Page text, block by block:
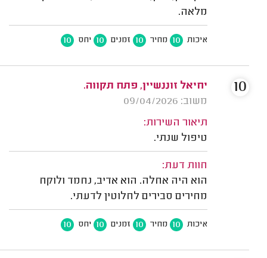
מלאה.
איכות 10 מחיר 10 זמנים 10 יחס 10
יחיאל זוננשיין, פתח תקווה.
משוב: 09/04/2026
תיאור השירות:
טיפול שנתי.
חוות דעת:
הוא היה אחלה. הוא אדיב, נחמד ולוקח
מחירים סבירים לחלוטין לדעתי.
איכות 10 מחיר 10 זמנים 10 יחס 10
10